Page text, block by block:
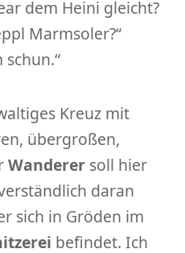
dem Heini gleicht?
Marmsoler?“
Kreuz mit
übergroßen,
Wanderer soll hier
daran
sich in Gröden im
befindet. Ich